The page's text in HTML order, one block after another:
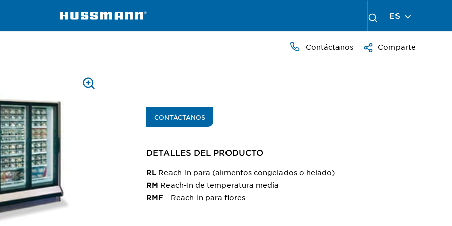
ES
Contáctanos Comparte
PRESS
CONTÁCTANOS
DETALLES DEL PRODUCTO​
RL Reach-In para (alimentos congelados o helado)
RM Reach-In de temperatura media
RMF - Reach-In para flores